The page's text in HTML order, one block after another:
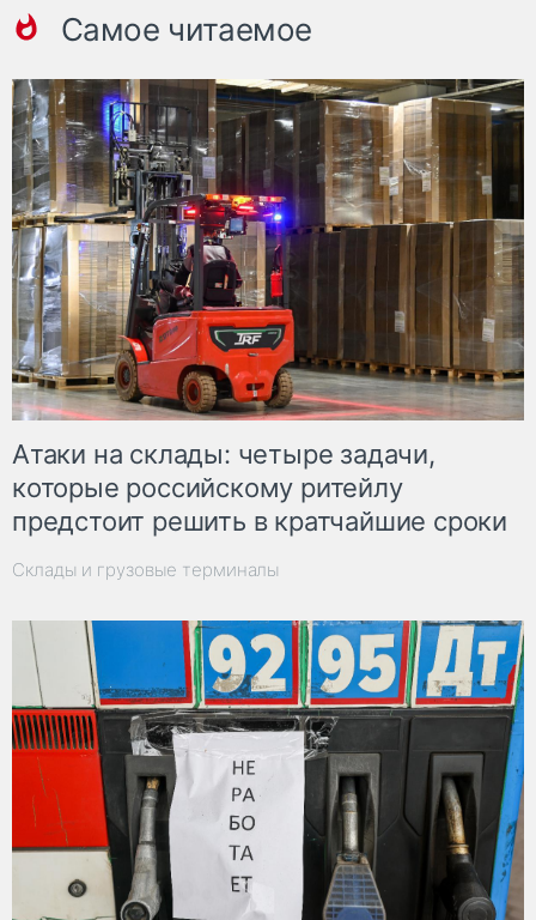
Самое читаемое
Атаки на склады: четыре задачи,
которые российскому ритейлу
предстоит решить в кратчайшие сроки
Склады и грузовые терминалы